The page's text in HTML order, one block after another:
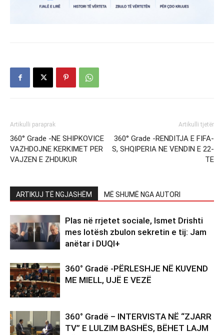
Artikulli paraprak
360° Grade -NE SHIPKOVICE
VAZHDOJNE KERKIMET PER
VAJZEN E ZHDUKUR
Artikulli tjetër
360° Grade -RENDITJA E FIFA-
S, SHQIPERIA NE VENDIN E 22-
TE
ARTIKUJ TË NGJASHËM MË SHUMË NGA AUTORI
Plas në rrjetet sociale, Ismet Drishti
mes lotësh zbulon sekretin e tij: Jam
anëtar i DUQI+
360° Gradë -PËRLESHJE NË KUVEND
ME MIELL, UJË E VEZË
360° Gradë – INTERVISTA NË “ZJARR
TV” E LULZIM BASHËS, BËHET LAJM